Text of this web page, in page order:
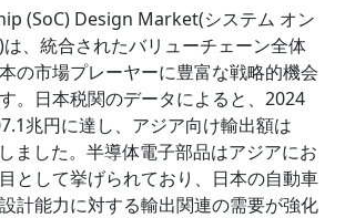
(SoC) Design Market(システム オン
、統合されたバリューチェーン全体
の市場プレーヤーに豊富な戦略的機会
。日本税関のデータによると、2024
兆円に達し、アジア向け輸出額は
ました。半導体電子部品はアジアにお
として挙げられており、日本の自動車
計能力に対する輸出関連の需要が強化